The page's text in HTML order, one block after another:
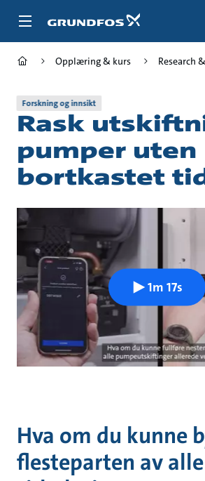
Opplæring & kurs Research
Forskning og innsikt
Rask
pumper uten
bortkastet
1m 17s
Hva om du kunne
flesteparten av alle